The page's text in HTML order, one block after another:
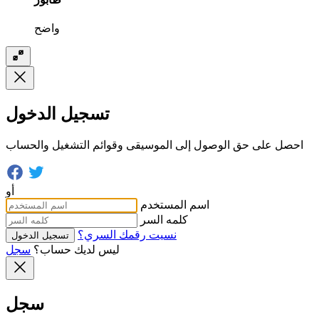
واضح
تسجيل الدخول
احصل على حق الوصول إلى الموسيقى وقوائم التشغيل والحساب
أو
اسم المستخدم
كلمه السر
تسجيل الدخول
نسيت رقمك السري؟
ليس لديك حساب؟ سجل
سجل